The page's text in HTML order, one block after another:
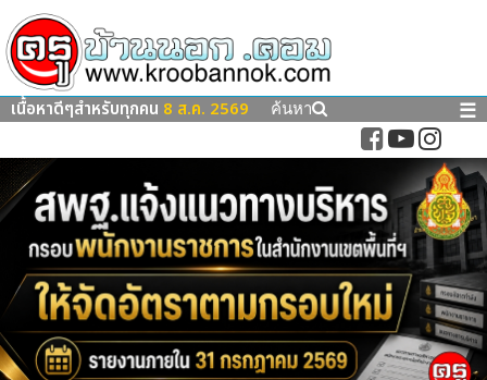
เนื้อหาดีๆสำหรับทุกคน 8 ส.ค. 2569 ค้นหา ☰